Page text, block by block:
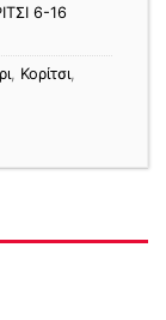
6-16
Κορίτσι